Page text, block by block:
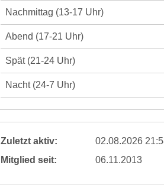
Nachmittag (13-17 Uhr)
Abend (17-21 Uhr)
Spät (21-24 Uhr)
Nacht (24-7 Uhr)
Zuletzt aktiv: 02.08.2026
Mitglied seit:
06.11.2013